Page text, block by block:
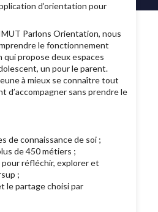
d’orientation pour
Parlons Orientation, nous
le fonctionnement
qui propose deux espaces
un pour le parent.
à mieux se connaître tout
d’accompagner sans prendre le
de connaissance de soi ;
de 450 métiers ;
réfléchir, explorer et
;
le partage choisi par